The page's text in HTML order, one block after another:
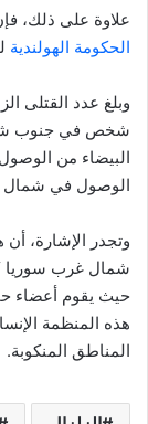
علاوة على ذلك،
الحكومة الهولندية
شخص في جنوب
البيضاء من
الوصول في شمال
وتجدر الإشارة،
شمال غرب سوريا
هذه المنظمة
المناطق المنكوبة.